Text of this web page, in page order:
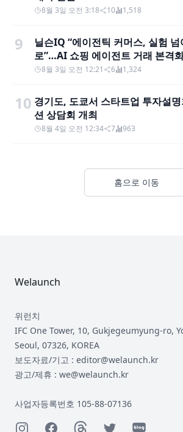
8월 3일 오전 3:18 10 1,518
9
닐슨IQ “에이전틱 커머스, 실험
로”…AI 쇼핑 에이전트 거래 본격
8월 3일 오전 12:21 6 1,324
10 경기도, 도쿄서 스타트업 투자설
션 상담회 개최
8월 4일 오전 12:34 7 963
홈으로 이동
Welaunch
위런치
IFC One Tower, 10, Gukjegeumyung-ro,
Seoul, 07326, KOREA
보도자료/기고 : editor@welaunch.kr
광고/제휴 : we@welaunch.kr
사업자등록번호 105-88-07136
InstagramFacebookThreadsTwitterNaver